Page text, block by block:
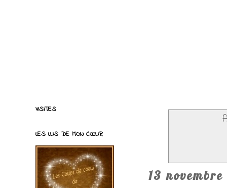
13
VISITES
LES LUS DE MON CŒUR